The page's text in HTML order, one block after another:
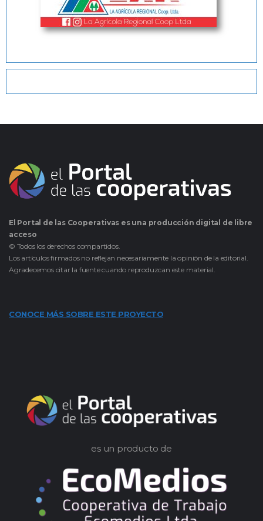
El Portal de las Cooperativas es una producción digital de libre
acceso
© Todos los derechos compartidos.
Los artículos firmados no reflejan necesariamente la opinión de la editorial.
Agradecemos citar la fuente cuando reproduzcan este material.
CONOCE MÁS SOBRE ESTE PROYECTO
es un producto de